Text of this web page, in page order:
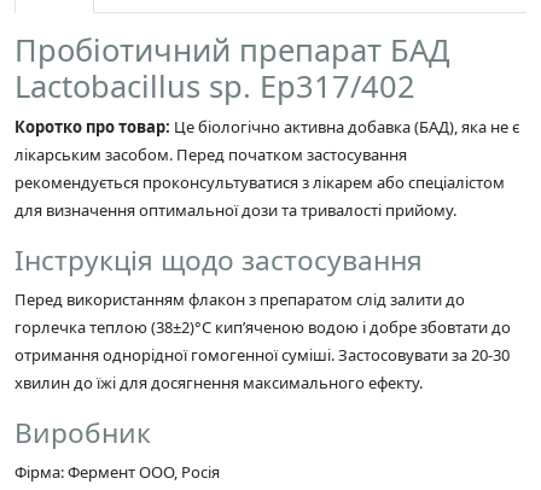
Пробіотичний препарат БАД
Lactobacillus sp. Ер317/402
Коротко про товар: Це біологічно активна добавка (БАД), яка не є
лікарським засобом. Перед початком застосування
рекомендується проконсультуватися з лікарем або спеціалістом
для визначення оптимальної дози та тривалості прийому.
Інструкція щодо застосування
Перед використанням флакон з препаратом слід залити до
горлечка теплою (38±2)°С кип’яченою водою і добре збовтати до
отримання однорідної гомогенної суміші. Застосовувати за 20-30
хвилин до їжі для досягнення максимального ефекту.
Виробник
Фірма: Фермент ООО, Росія